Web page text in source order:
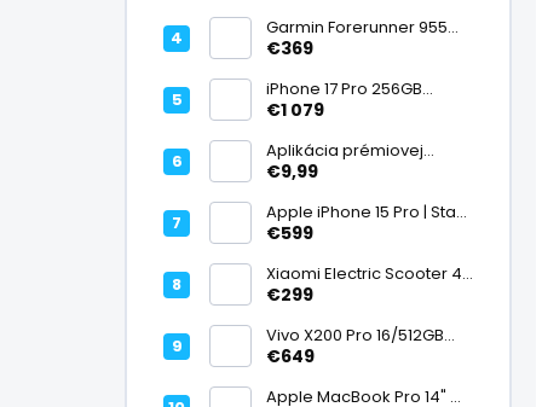
Garmin Forerunner 955
Black, multisport GPS
batéria 15 dní, ECG,
ClimbPro
€369
iPhone 17 Pro 256GB
Cosmic Orange | Stav:
€1 079
Aplikácia prémiovej
tvrdenej fólie na displej
€9,99
Apple iPhone 15 Pro | Stav:
Vynikajúci – A
€599
Xiaomi Electric Scooter 4
Lite (2. generácia), motor
km/h, kolesá 10", 16,2 kg |
Stav: Nový – A++
€299
Vivo X200 Pro 16/512GB
Titanium Dual SIM,
Mpx teleobjektív, 6,78"
€649
Apple MacBook Pro 14" M1